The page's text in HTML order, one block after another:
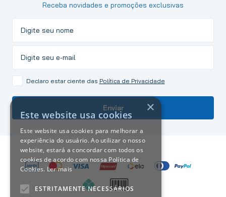
Receba novidades e promoções exclusivas
Declaro estar ciente das Política de Privacidade
Enviar ×
Este website usa cookies
Este website usa cookies para melhorar a
experiência do usuário. Ao utilizar o nosso
website, estará a concordar com todos os
cookies de acordo com nossa Política de
Cookies. Ler mais
ESTRITAMENTE NECESSÁRIOS